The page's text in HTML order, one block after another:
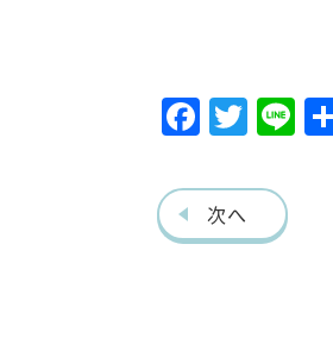
F
eb
o
T
itt
er
Li
次へ